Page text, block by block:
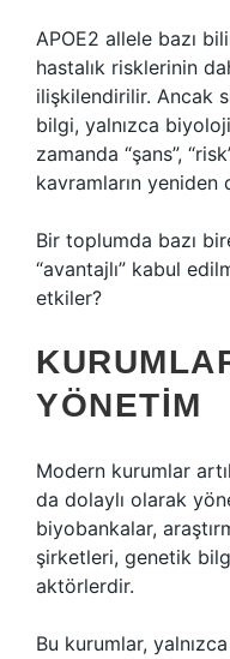
APOE2 allele bazı
hastalık risklerinin
ilişkilendirilir. Ancak
bilgi, yalnızca
zamanda “şans”,
kavramların yeniden
Bir toplumda bazı
“avantajlı” kabul
etkiler?
YÖNETIM
Modern kurumlar
da dolaylı olarak
biyobankalar,
şirketleri, genetik
aktörlerdir.
Bu kurumlar,